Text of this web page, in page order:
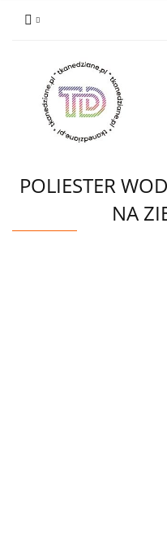
POLIESTER
NA